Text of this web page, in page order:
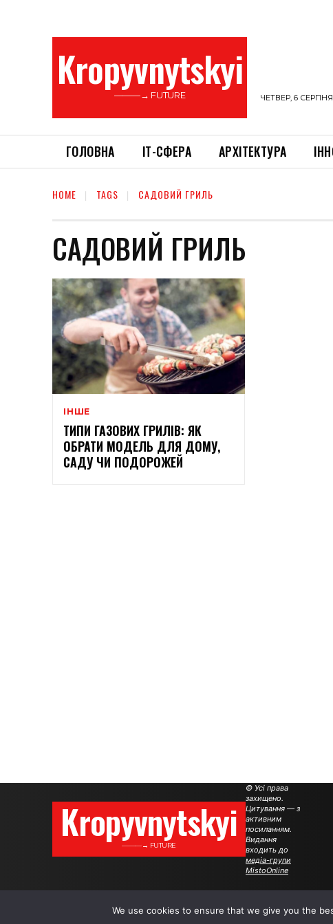
Kropyvnytskyi
———→ FUTURE ЧЕТВЕР, 6
ГОЛОВНА ІТ-СФЕРА АРХІТЕКТУРА
HOME TAGS САДОВИЙ ГРИЛЬ
САДОВИЙ ГРИЛЬ
ІНШЕ
ТИПИ ГАЗОВИХ ГРИЛІВ: ЯК
ОБРАТИ МОДЕЛЬ ДЛЯ ДОМУ,
САДУ ЧИ ПОДОРОЖЕЙ
Kropyvnytskyi
———→ FUTURE
© Усі права
захищено.
Цитування — з
активним
посиланням.
Видання
входить до
медіа-групи
MistoOnline
We use cookies to ensure that we give you the